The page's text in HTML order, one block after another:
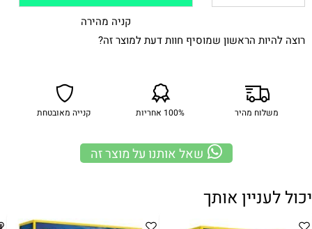
קניה מהירה
רוצה להיות הראשון שמוסיף חוות דעת למוצר זה?
משלוח מהיר 100% אחריות קנייה מאובטחת
שאל אותנו על מוצר זה
יכול לעניין אותך